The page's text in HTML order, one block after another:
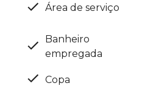
Área de serviço
Banheiro
empregada
Copa